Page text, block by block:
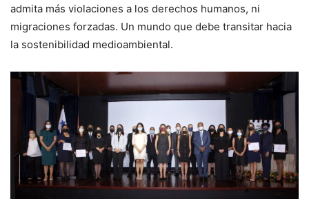
admita más violaciones a los derechos humanos, ni
migraciones forzadas. Un mundo que debe transitar hacia
la sostenibilidad medioambiental.